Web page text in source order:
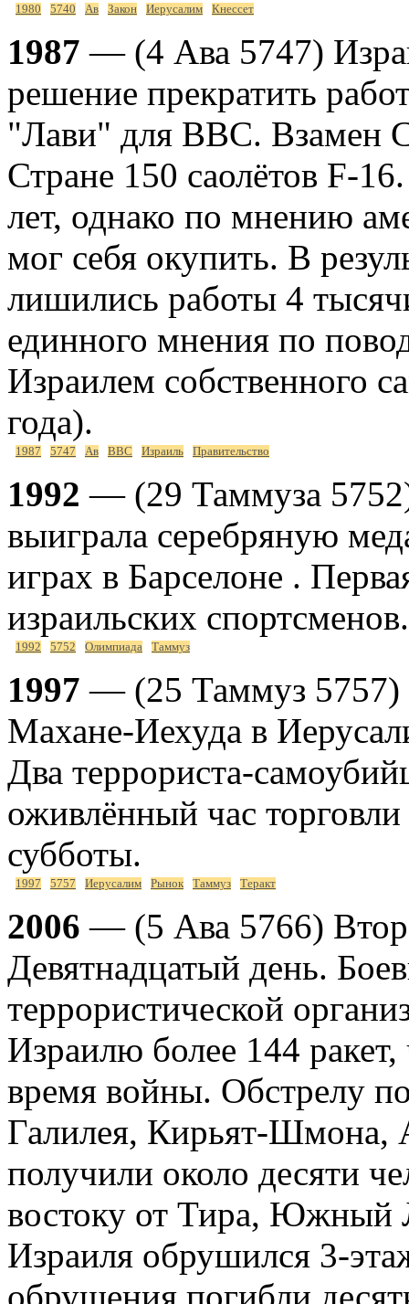
1980 5740 Ав Закон Иерусалим Кнессет
1987 — (4 Ава 5747)
решение прекратить
"Лави" для ВВС. Взамен
Стране 150 саолётов F-
лет, однако по мнению
мог себя окупить. В
лишились работы 4
единного мнения по
Израилем собственного
года).
1987 5747 Ав ВВС Израиль Правительство
1992 — (29 Таммуза
выиграла серебряную
играх в Барселоне .
израильских спортсменов.
1992 5752 Олимпиада Таммуз
1997 — (25 Таммуз 5757)
Махане-Иехуда в
Два террориста-
оживлённый час
субботы.
1997 5757 Иерусалим Рынок Таммуз Теракт
2006 — (5 Ава 5766)
Девятнадцатый день.
террористической
Израилю более 144 ракет,
время войны. Обстрелу
Галилея, Кирьят-Шмона,
получили около десяти
востоку от Тира, Южный
Израиля обрушился 3-
обрушения погибли